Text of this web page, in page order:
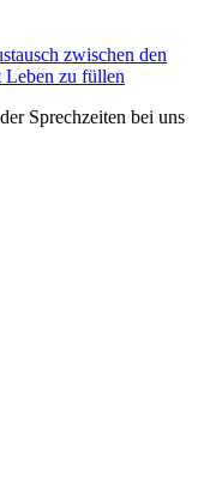
zwischen den
Leben zu füllen
Sprechzeiten bei uns